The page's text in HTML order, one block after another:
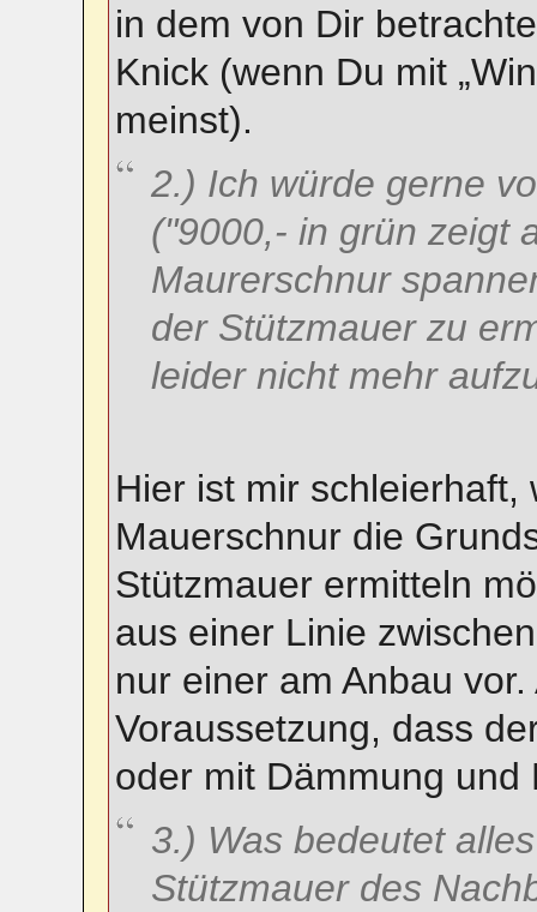
in dem von Dir
Knick (wenn Du mit
meinst).
2.) Ich würde gerne
("9000,- in grün zeigt
Maurerschnur
der Stützmauer zu
leider nicht mehr
Hier ist mir
Mauerschnur die
Stützmauer ermitteln
aus einer Linie
nur einer am Anbau
Voraussetzung, dass
oder mit Dämmung
3.) Was bedeutet
Stützmauer des